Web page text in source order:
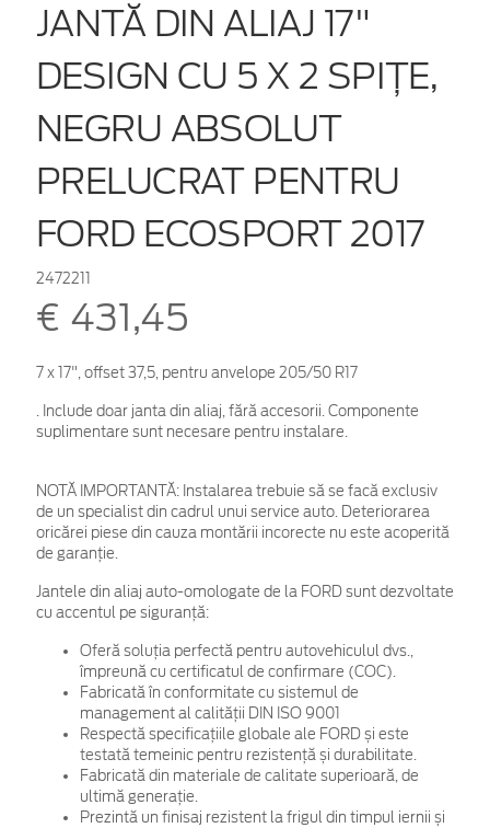
JANTĂ DIN ALIAJ 17"
DESIGN CU 5 X 2 SPIȚE,
NEGRU ABSOLUT
PRELUCRAT PENTRU
FORD ECOSPORT 2017
2472211
€ 431,45
7 x 17", offset 37,5, pentru anvelope 205/50 R17
. Include doar janta din aliaj, fără accesorii. Componente
suplimentare sunt necesare pentru instalare.
NOTĂ IMPORTANTĂ: Instalarea trebuie să se facă exclusiv
de un specialist din cadrul unui service auto. Deteriorarea
oricărei piese din cauza montării incorecte nu este acoperită
de garanţie.
Jantele din aliaj auto-omologate de la FORD sunt dezvoltate
cu accentul pe siguranță:
Oferă soluția perfectă pentru autovehiculul dvs.,
împreună cu certificatul de confirmare (COC).
Fabricată în conformitate cu sistemul de
management al calității DIN ISO 9001
Respectă specificațiile globale ale FORD și este
testată temeinic pentru rezistență și durabilitate.
Fabricată din materiale de calitate superioară, de
ultimă generație.
Prezintă un finisaj rezistent la frigul din timpul iernii și